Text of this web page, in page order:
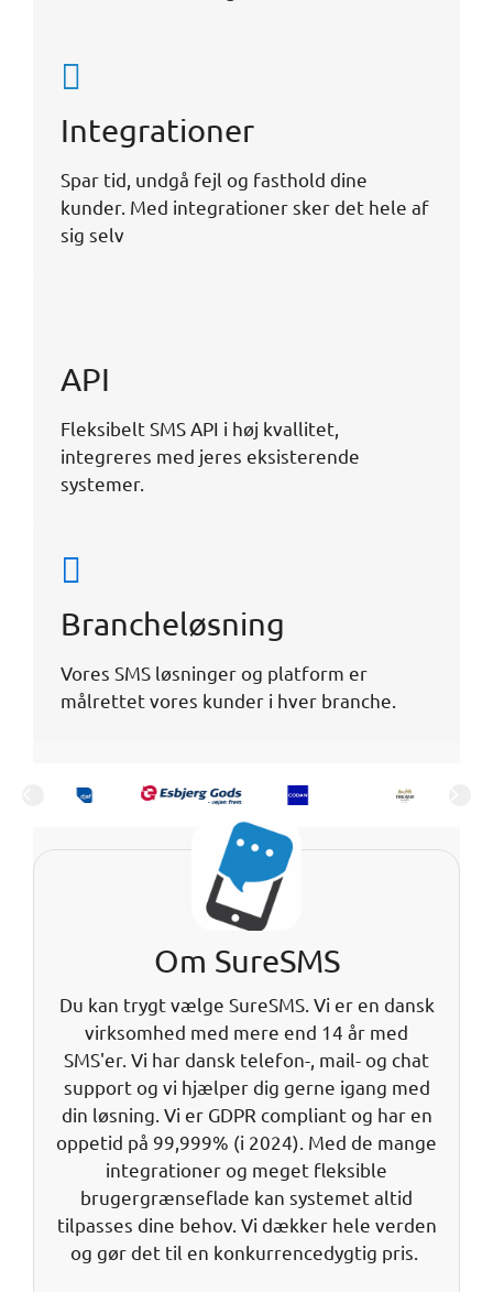
Integrationer
Spar tid, undgå fejl og fasthold dine
kunder. Med integrationer sker det hele af
sig selv
Kalender systemer
SMS API
CRM systemer
... dit system
API
Fleksibelt SMS API i høj kvallitet,
integreres med jeres eksisterende
systemer.
2-vejsløsninger
Nummerserier
Integrationer
Developersite
Brancheløsning
Vores SMS løsninger og platform er
målrettet vores kunder i hver branche.
Klubber & foreninger
Produktion
Offentlige Institutioner
Om SureSMS
Du kan trygt vælge SureSMS. Vi er en dansk
virksomhed med mere end 14 år med
SMS'er. Vi har dansk telefon-, mail- og chat
support og vi hjælper dig gerne igang med
din løsning. Vi er GDPR compliant og har en
oppetid på 99,999% (i 2024). Med de mange
integrationer og meget fleksible
brugergrænseflade kan systemet altid
tilpasses dine behov. Vi dækker hele verden
og gør det til en konkurrencedygtig pris.